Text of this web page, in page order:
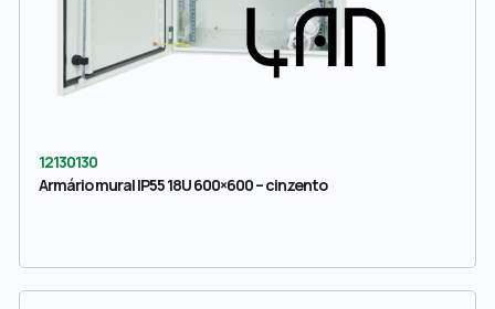
12130130
Armário mural IP55 18U 600×600 – cinzento